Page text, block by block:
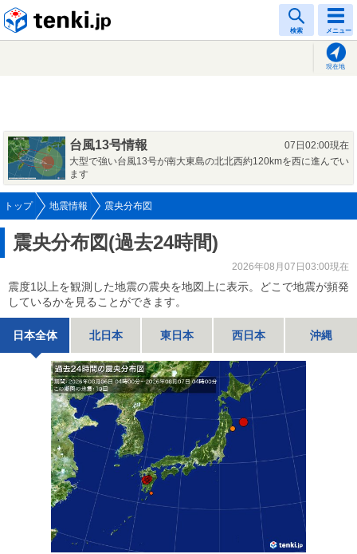
検索 メニュー
現在地
台風13号情報
07日02:00現在
大型で強い台風13号が南大東島の北北西約120kmを西に進んでい
ます
トップ 地震情報 震央分布図
震央分布図(過去24時間)
2026年08月07日03:00現在
震度1以上を観測した地震の震央を地図上に表示。どこで地震が頻発
しているかを見ることができます。
日本全体 北日本 東日本 西日本 沖縄